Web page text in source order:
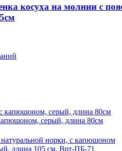
косуха на молнии с
серый, длина 80см